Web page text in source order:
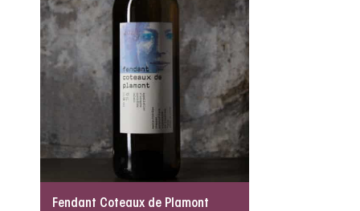
Fendant Coteaux de Plamont